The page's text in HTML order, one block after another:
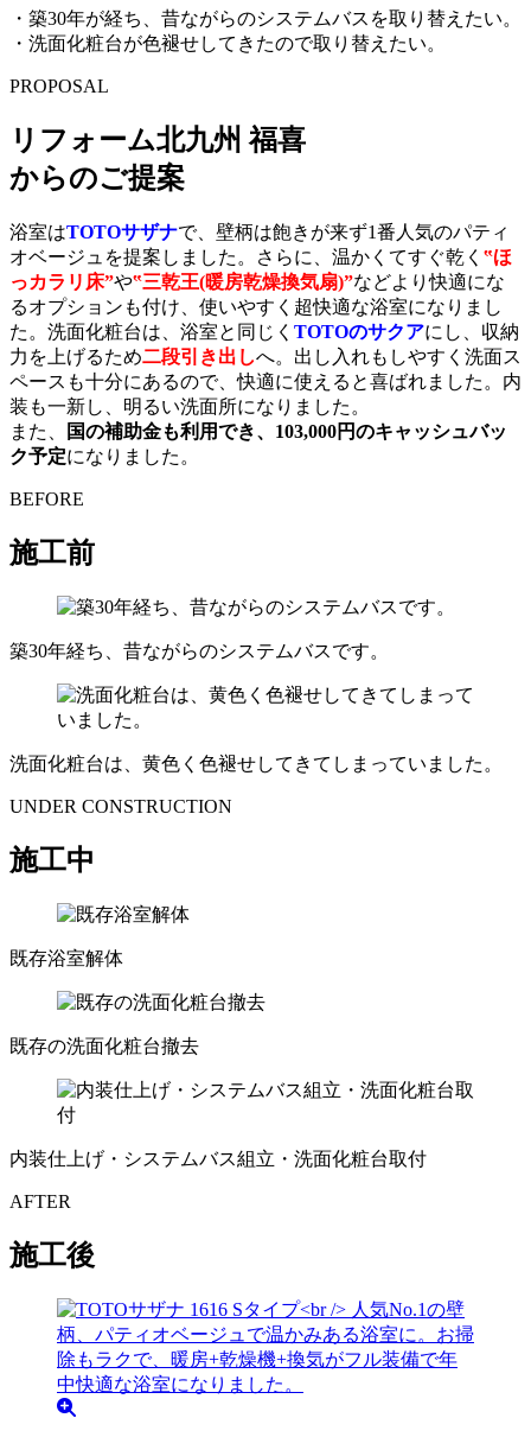
・築30年が経ち、昔ながらのシステムバスを取り替えたい。
・洗面化粧台が色褪せしてきたので取り替えたい。
PROPOSAL
リフォーム北九州 福喜
からのご提案
浴室はTOTOサザナで、壁柄は飽きが来ず1番人気のパティ
オベージュを提案しました。さらに、温かくてすぐ乾く ‟ほ
っカラリ床”や‟三乾王(暖房乾燥換気扇)”などより快適にな
るオプションも付け、使いやすく超快適な浴室になりまし
た。洗面化粧台は、浴室と同じく TOTOのサクアにし、収納
力を上げるため二段引き出しへ。出し入れもしやすく洗面ス
ペースも十分にあるので、快適に使えると喜ばれました。内
装も一新し、明るい洗面所になりました。
また、
国の補助金も利用でき、103,000円のキャッシュバッ
ク予定になりました。
BEFORE
施工前
築30年経ち、昔ながらのシステムバスです。
洗面化粧台は、黄色く色褪せしてきてしまっていました。
UNDER CONSTRUCTION
施工中
既存浴室解体
既存の洗面化粧台撤去
内装仕上げ・システムバス組立・洗面化粧台取付
AFTER
施工後